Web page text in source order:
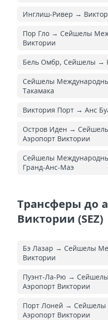
Инглиш-Ривер →
Пор Гло → Сейшелы
Виктории
Бель Омбр, Сейшелы →
Сейшелы
Такамака
Виктория Порт → Анс
Остров Иден →
Аэропорт Виктории
Сейшелы
Гранд-Анс-Маэ
Трансферы до
Виктории (SEZ)
Бэ Лазар → Сейшелы
Виктории
Пуэнт-Ла-Рю →
Аэропорт Виктории
Порт Лоней →
Аэропорт Виктории